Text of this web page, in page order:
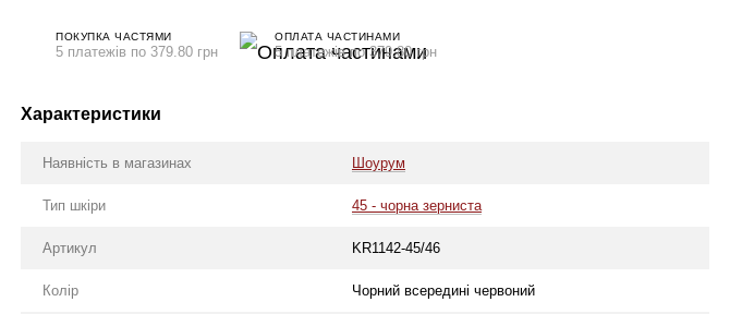
ПОКУПКА ЧАСТЯМИ
5 платежів по 379.80 грн
ОПЛАТА ЧАСТИНАМИ
5 платежів по 379.80 грн
Характеристики
Наявність в магазинах Шоурум
Тип шкіри 45 - чорна зерниста
Артикул KR1142-45/46
Колір Чорний всередині червоний